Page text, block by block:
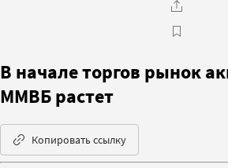
В начале торгов рынок
ММВБ растет
Копировать ссылку